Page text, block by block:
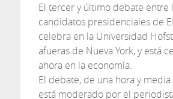
El tercer y último debate entre
candidatos presidenciales de
celebra en la Universidad
afueras de Nueva York, y está
ahora en la economía.
El debate, de una hora y
está moderado por el